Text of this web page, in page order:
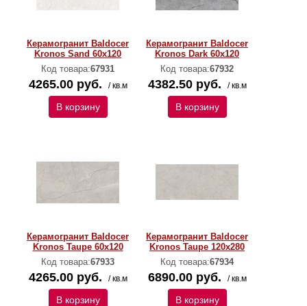
Керамогранит Baldocer
Kronos Sand 60х120
Код товара:67931
4265.00 руб. / кв.м
В корзину
Керамогранит Baldocer
Kronos Dark 60х120
Код товара:67932
4382.50 руб. / кв.м
В корзину
Керамогранит Baldocer
Kronos Taupe 60х120
Код товара:67933
4265.00 руб. / кв.м
В корзину
Керамогранит Baldocer
Kronos Taupe 120х280
Код товара:67934
6890.00 руб. / кв.м
В корзину